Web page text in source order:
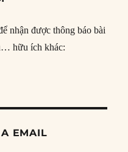
nhận được thông báo bài
hữu ích khác:
EMAIL